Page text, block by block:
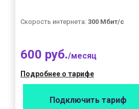
Скорость интернета: 300 Мбит/с
600 руб./месяц
Подробнее о тарифе
Подключить тариф